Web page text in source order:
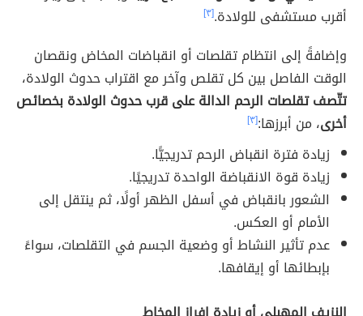
أقرب مستشفى للولادة.[٣]
وإضافةً إلى انتظام تقلصات أو انقباضات المخاض ونقصان
الوقت الفاصل بين كل تقلص وآخر مع اقتراب حدوث الولادة،
تتّصف تقلصات الرحم الدالة على قرب حدوث الولادة بخصائص
أخرى، من أبرزها:[٣]
زيادة فترة انقباض الرحم تدريجيًّا.
زيادة قوة الانقباضة الواحدة تدريجيًا.
الشعور بانقباض في أسفل الظهر أولًا، ثم ينتقل إلى
الأمام أو العكس.
عدم تأثير النشاط أو وضعية الجسم في التقلصات، سواءً
بإبطائها أو إيقافها.